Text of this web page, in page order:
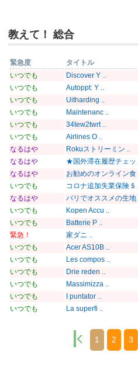
教えて！ 総合
緊急度 タイトル
いつでも
Discover Y ..
いつでも
Autoppt: Y ..
いつでも
Uitharding ..
いつでも
Maintenanc ..
いつでも
34tew2twrt ..
いつでも
Airlines O ..
なるはや
Rokuストリーミン ..
なるはや
★国外滞在履歴チェッ ..
なるはや
お勧めのオンライン食 ..
いつでも
コロナ追加失業保険＄ ..
なるはや
パリでオススメの生地 ..
いつでも
Kopen Accu ..
いつでも
Batterie P ..
緊急！
家ダニ ..
いつでも
Acer AS10B ..
いつでも
Les compos ..
いつでも
Drie reden ..
いつでも
Massimizza ..
いつでも
I puntator ..
いつでも
La superfi ..
1 2 3